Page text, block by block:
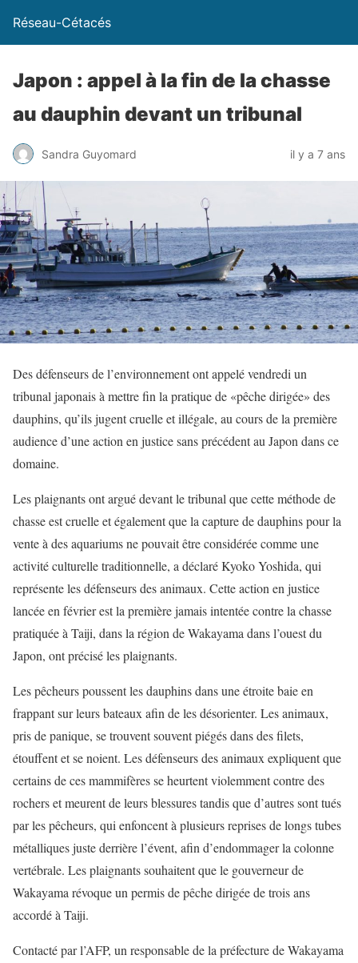
Réseau-Cétacés
Japon : appel à la fin de la chasse
au dauphin devant un tribunal
Sandra Guyomard il y a 7 ans
Des défenseurs de l’environnement ont appelé vendredi un
tribunal japonais à mettre fin la pratique de «pêche dirigée» des
dauphins, qu’ils jugent cruelle et illégale, au cours de la première
audience d’une action en justice sans précédent au Japon dans ce
domaine.
Les plaignants ont argué devant le tribunal que cette méthode de
chasse est cruelle et également que la capture de dauphins pour la
vente à des aquariums ne pouvait être considérée comme une
activité culturelle traditionnelle, a déclaré Kyoko Yoshida, qui
représente les défenseurs des animaux. Cette action en justice
lancée en février est la première jamais intentée contre la chasse
pratiquée à Taiji, dans la région de Wakayama dans l’ouest du
Japon, ont précisé les plaignants.
Les pêcheurs poussent les dauphins dans une étroite baie en
frappant sur leurs bateaux afin de les désorienter. Les animaux,
pris de panique, se trouvent souvent piégés dans des filets,
étouffent et se noient. Les défenseurs des animaux expliquent que
certains de ces mammifères se heurtent violemment contre des
rochers et meurent de leurs blessures tandis que d’autres sont tués
par les pêcheurs, qui enfoncent à plusieurs reprises de longs tubes
métalliques juste derrière l’évent, afin d’endommager la colonne
vertébrale. Les plaignants souhaitent que le gouverneur de
Wakayama révoque un permis de pêche dirigée de trois ans
accordé à Taiji.
Contacté par l’AFP, un responsable de la préfecture de Wakayama